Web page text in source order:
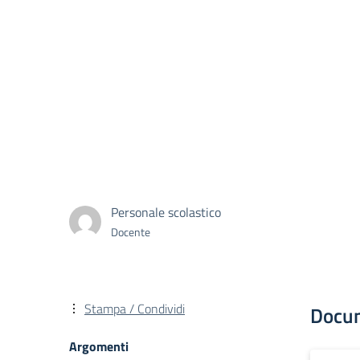
Personale scolastico
Docente
Stampa / Condividi
Argomenti